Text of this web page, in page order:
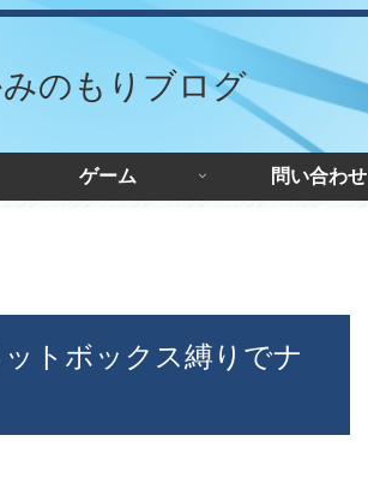
のもりブログ
ゲーム 問い合わせ
ットボックス縛りでナ